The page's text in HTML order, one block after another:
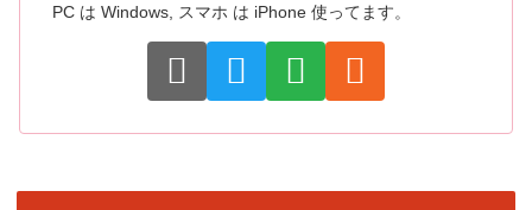
PC は Windows, スマホ は iPhone 使ってます。